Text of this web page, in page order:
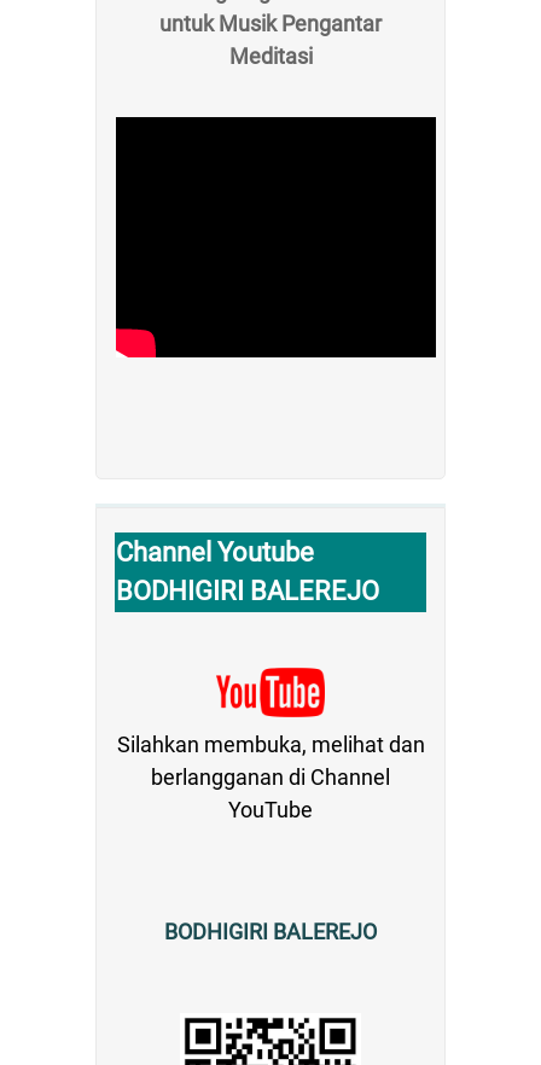
untuk Musik Pengantar
Meditasi
Channel Youtube
BODHIGIRI BALEREJO
Silahkan membuka, melihat dan
berlangganan di Channel
YouTube
BODHIGIRI BALEREJO